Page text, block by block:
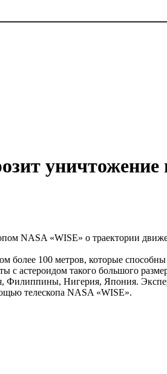
уничтожение
NASA «WISE» о траектории
более 100 метров, которые
астероидом такого большого
Нигерия, Япония.
телескопа NASA «WISE».